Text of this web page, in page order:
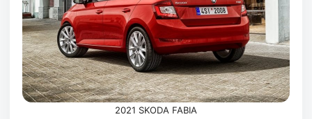
2021 SKODA FABIA